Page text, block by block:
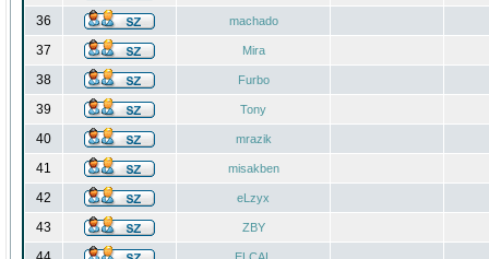
36 machado
37 Mira
38 Furbo
39 Tony
40 mrazik
41 misakben
42 eLzyx
43 ZBY